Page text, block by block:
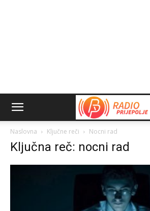
Naslovna Ključne reči Nocni rad
Ključna reč: nocni rad